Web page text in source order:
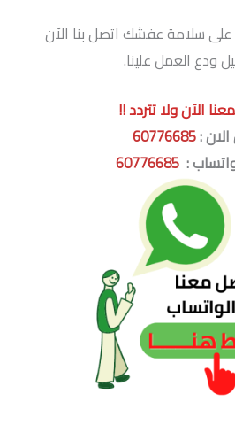
سلامة عفشك اتصل بنا الآن
ودع العمل علينا.
الآن ولا تتردد !!
:
60776685
: